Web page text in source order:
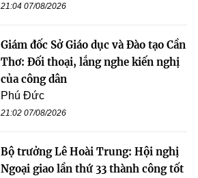
21:04 07/08/2026
Giám đốc Sở Giáo dục và Đào tạo Cần
Thơ: Đối thoại, lắng nghe kiến nghị
của công dân
Phú Đức
21:02 07/08/2026
Bộ trưởng Lê Hoài Trung: Hội nghị
Ngoại giao lần thứ 33 thành công tốt